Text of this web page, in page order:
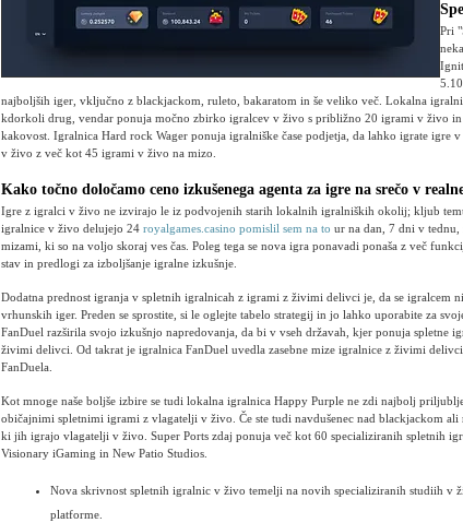
Pri
najboljših iger, vključno z blackjackom, ruleto, bakaratom in še veliko več. Lokalna
kdorkoli drug, vendar ponuja močno zbirko igralcev v živo s približno 20 igrami v živo in
kakovost. Igralnica Hard rock Wager ponuja igralniške čase podjetja, da lahko igrate igre
v živo z več kot 45 igrami v živo na mizo.
Kako točno določamo ceno izkušenega agenta za igre na srečo v
Igre z igralci v živo ne izvirajo le iz podvojenih starih lokalnih igralniških okolij; kljub
igralnice v živo delujejo 24 royalgames.casino pomislil sem na to ur na dan, 7 dni v
mizami, ki so na voljo skoraj ves čas. Poleg tega se nova igra ponavadi ponaša z več
stav in predlogi za izboljšanje igralne izkušnje.
Dodatna prednost igranja v spletnih igralnicah z igrami z živimi delivci je, da se igralcem
vrhunskih iger. Preden se sprostite, si le oglejte tabelo strategij in jo lahko uporabite za
FanDuel razširila svojo izkušnjo napredovanja, da bi v vseh državah, kjer ponuja spletne
živimi delivci. Od takrat je igralnica FanDuel uvedla zasebne mize igralnice z živimi
FanDuela.
Kot mnoge naše boljše izbire se tudi lokalna igralnica Happy Purple ne zdi najbolj
običajnimi spletnimi igrami z vlagatelji v živo. Če ste tudi navdušenec nad blackjackom
ki jih igrajo vlagatelji v živo. Super Ports zdaj ponuja več kot 60 specializiranih spletnih
Visionary iGaming in New Patio Studios.
Nova skrivnost spletnih igralnic v živo temelji na novih specializiranih studiih v
platforme.